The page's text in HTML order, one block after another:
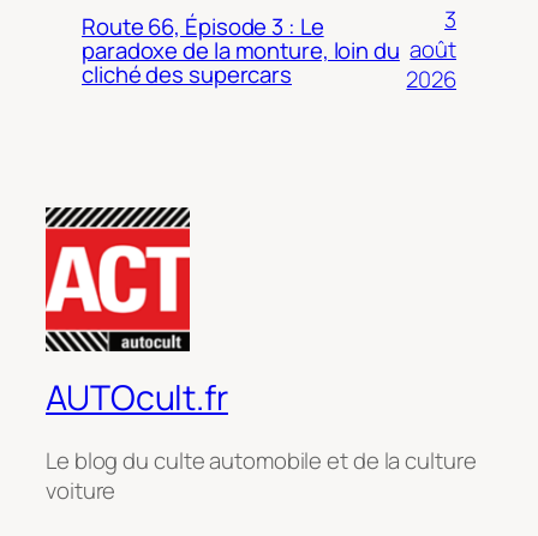
Route 66, Épisode 3 : Le
paradoxe de la monture, loin du
cliché des supercars
3
août
2026
AUTOcult.fr
Le blog du culte automobile et de la culture
voiture